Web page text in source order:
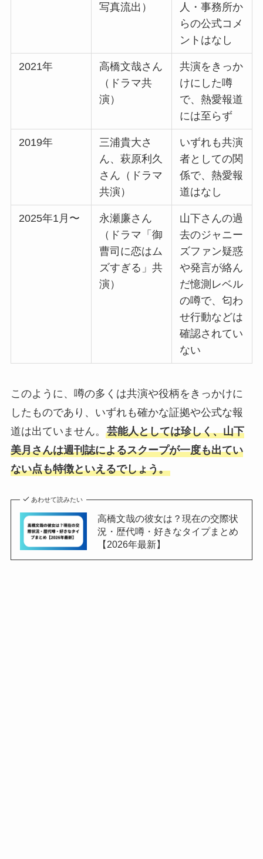
写真流出）
人・事務所か
らの公式コメ
ントはなし
2021年
高橋文哉さん
（ドラマ共
演）
共演をきっか
けにした噂
で、熱愛報道
には至らず
2019年
三浦貴大さ
ん、萩原利久
さん（ドラマ
共演）
いずれも共演
者としての関
係で、熱愛報
道はなし
2025年1月〜
永瀬廉さん
（ドラマ「御
曹司に恋はム
ズすぎる」共
演）
山下さんの過
去のジャニー
ズファン疑惑
や発言が絡ん
だ憶測レベル
の噂で、匂わ
せ行動などは
確認されてい
ない
このように、噂の多くは共演や役柄をきっかけに
したものであり、いずれも確かな証拠や公式な報
道は出ていません。 芸能人としては珍しく、山下
美月さんは週刊誌によるスクープが一度も出てい
ない点も特徴といえるでしょう。
あわせて読みたい
高橋文哉の彼女は？現在の交際状
況・歴代噂・好きなタイプまとめ
【2026年最新】